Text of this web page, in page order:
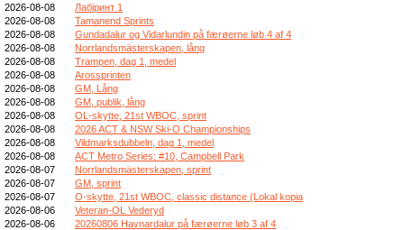
2026-08-08
Лабіринт 1
2026-08-08
Tamanend Sprints
2026-08-08
Gundadalur og Vidarlundin på færøerne løb 4 af 4
2026-08-08
Norrlandsmästerskapen, lång
2026-08-08
Trampen, dag 1, medel
2026-08-08
Arossprinten
2026-08-08
GM, Lång
2026-08-08
GM, publik, lång
2026-08-08
OL-skytte, 21st WBOC, sprint
2026-08-08
2026 ACT & NSW Ski-O Championships
2026-08-08
Vildmarksdubbeln, dag 1, medel
2026-08-08
ACT Metro Series: #10, Campbell Park
2026-08-07
Norrlandsmästerskapen, sprint
2026-08-07
GM, sprint
2026-08-07
O-skytte, 21st WBOC, classic distance (Lokal kopia
2026-08-06
Veteran-OL Vederyd
2026-08-06
20260806 Havnardalur på færøerne løb 3 af 4